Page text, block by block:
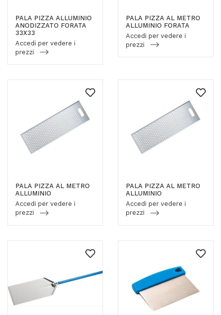
PALA PIZZA ALLUMINIO
ANODIZZATO FORATA
33X33
Accedi per vedere i
prezzi
PALA PIZZA AL METRO
ALLUMINIO FORATA
Accedi per vedere i
prezzi
PALA PIZZA AL METRO
ALLUMINIO
Accedi per vedere i
prezzi
PALA PIZZA AL METRO
ALLUMINIO
Accedi per vedere i
prezzi